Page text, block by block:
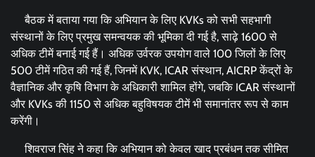
बैठक में बताया गया कि अभियान के लिए KVKs को सभी सहभागी
संस्थानों के लिए प्रमुख समन्वयक की भूमिका दी गई है, साढ़े 1600 से
अधिक टीमें बनाई गई हैं। अधिक उर्वरक उपयोग वाले 100 जिलों के लिए
500 टीमें गठित की गई हैं, जिनमें KVK, ICAR संस्थान, AICRP केंद्रों के
वैज्ञानिक और कृषि विभाग के अधिकारी शामिल होंगे, जबकि ICAR संस्थानों
और KVKs की 1150 से अधिक बहुविषयक टीमें भी समानांतर रूप से काम
करेंगी।
शिवराज सिंह ने कहा कि अभियान को केवल खाद प्रबंधन तक सीमित